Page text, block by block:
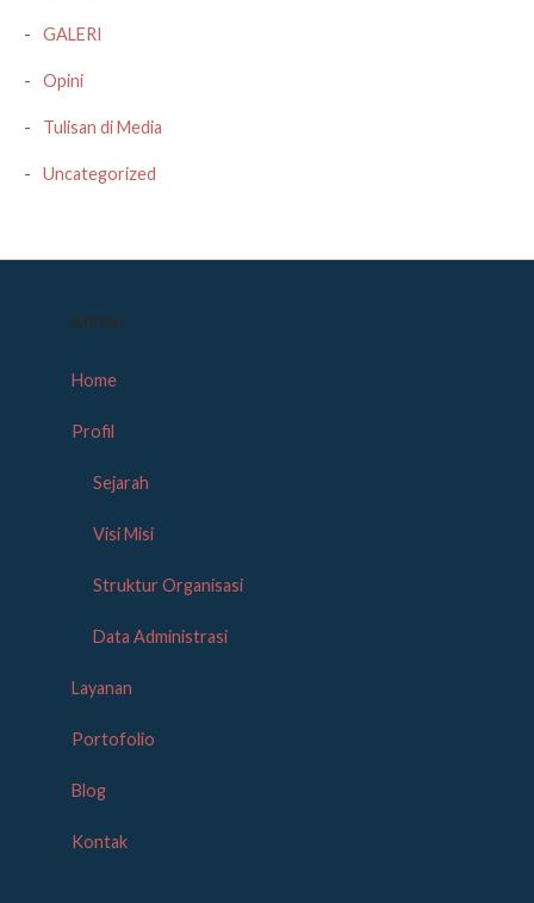
GALERI
Opini
Tulisan di Media
Uncategorized
MENU
Home
Profil
Sejarah
Visi Misi
Struktur Organisasi
Data Administrasi
Layanan
Portofolio
Blog
Kontak